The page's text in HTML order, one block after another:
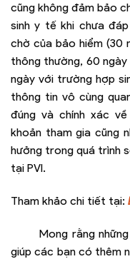
cũng không đảm bảo
sinh y tế khi chưa
chờ của bảo hiểm (30
thông thường, 60
ngày với trường hợp
thông tin vô cùng
đúng và chính xác
khoản tham gia cũng
hưởng trong quá trình
tại PVI.
Tham khảo chi tiết tại:
Mong rằng
giúp các bạn có thêm